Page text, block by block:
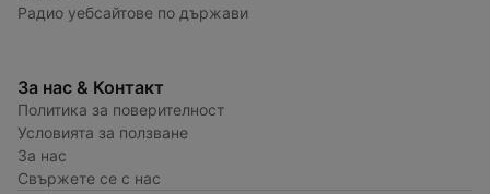
Радио уебсайтове по държави
За нас & Контакт
Политика за поверителност
Условията за ползване
За нас
Свържете се с нас